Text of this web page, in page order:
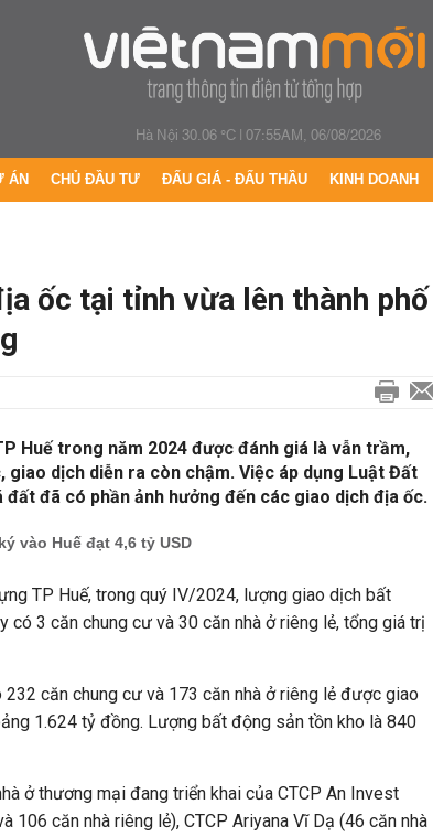
Hà Nội 30.06 °C|07:55AM, 06/08/2026
ÁN CHỦ ĐẦU TƯ ĐẤU GIÁ - ĐẤU THẦU KINH DOANH
ốc tại tỉnh vừa lên thành phố
Huế trong năm 2024 được đánh giá là vẫn trầm,
giao dịch diễn ra còn chậm. Việc áp dụng Luật Đất
đất đã có phần ảnh hưởng đến các giao dịch địa ốc.
vào Huế đạt 4,6 tỷ USD
TP Huế, trong quý IV/2024, lượng giao dịch bất
có 3 căn chung cư và 30 căn nhà ở riêng lẻ, tổng giá trị
232 căn chung cư và 173 căn nhà ở riêng lẻ được giao
1.624 tỷ đồng. Lượng bất động sản tồn kho là 840
ở thương mại đang triển khai của CTCP An Invest
106 căn nhà riêng lẻ), CTCP Ariyana Vĩ Dạ (46 căn nhà